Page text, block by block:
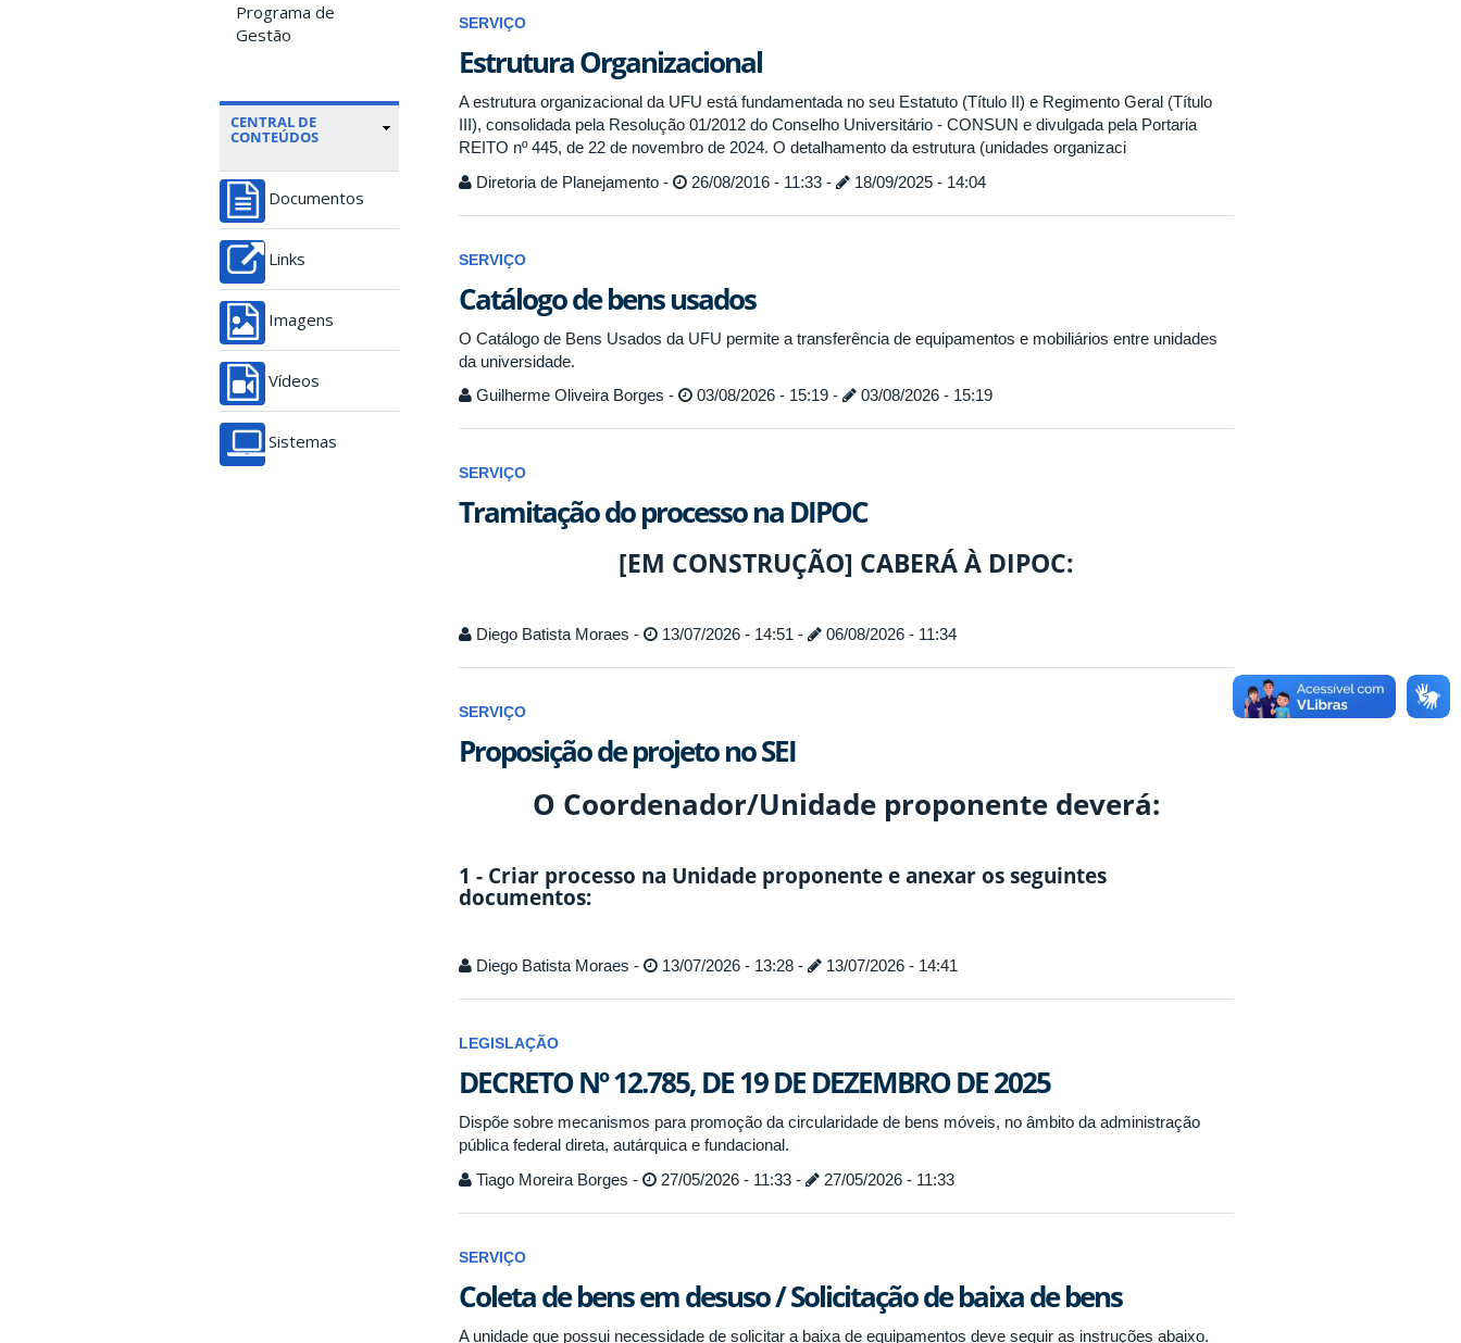
Programa de
Gestão
CENTRAL DE
CONTEÚDOS
Documentos
Links
Imagens
Vídeos
Sistemas
SERVIÇO
Estrutura Organizacional
A estrutura organizacional da UFU está fundamentada no seu Estatuto (Título II) e Regimento Geral (Título
III), consolidada pela Resolução 01/2012 do Conselho Universitário - CONSUN e divulgada pela Portaria
REITO nº 445, de 22 de novembro de 2024. O detalhamento da estrutura (unidades organizaci
Diretoria de Planejamento -
26/08/2016 - 11:33 - 18/09/2025 - 14:04
SERVIÇO
Catálogo de bens usados
O Catálogo de Bens Usados da UFU permite a transferência de equipamentos e mobiliários entre unidades
da universidade.
Guilherme Oliveira Borges -
03/08/2026 - 15:19 - 03/08/2026 - 15:19
SERVIÇO
Tramitação do processo na DIPOC
[EM CONSTRUÇÃO] CABERÁ À DIPOC:
Diego Batista Moraes - 13/07/2026 - 14:51 - 06/08/2026 - 11:34
SERVIÇO
Proposição de projeto no SEI
O Coordenador/Unidade proponente deverá:
1 - Criar processo na Unidade proponente e anexar os seguintes
documentos:
Diego Batista Moraes - 13/07/2026 - 13:28 - 13/07/2026 - 14:41
LEGISLAÇÃO
DECRETO Nº 12.785, DE 19 DE DEZEMBRO DE 2025
Dispõe sobre mecanismos para promoção da circularidade de bens móveis, no âmbito da administração
pública federal direta, autárquica e fundacional.
Tiago Moreira Borges -
27/05/2026 - 11:33 - 27/05/2026 - 11:33
SERVIÇO
Coleta de bens em desuso / Solicitação de baixa de bens
A unidade que possui necessidade de solicitar a baixa de equipamentos deve seguir as instruções abaixo.